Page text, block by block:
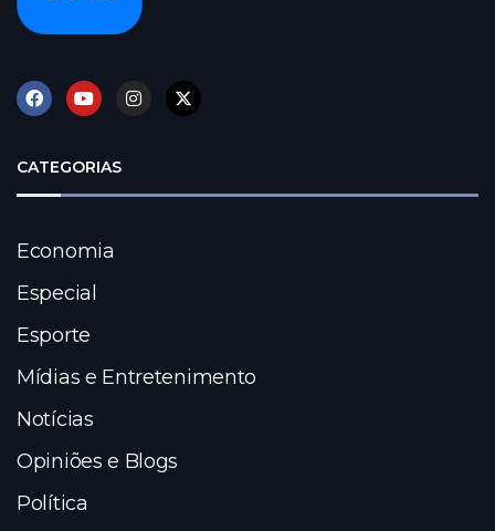
CATEGORIAS
Economia
Especial
Esporte
Mídias e Entretenimento
Notícias
Opiniões e Blogs
Política